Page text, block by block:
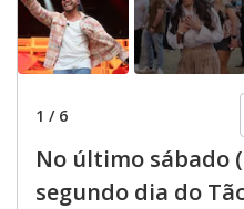
1 / 6
No último sábado
segundo dia do